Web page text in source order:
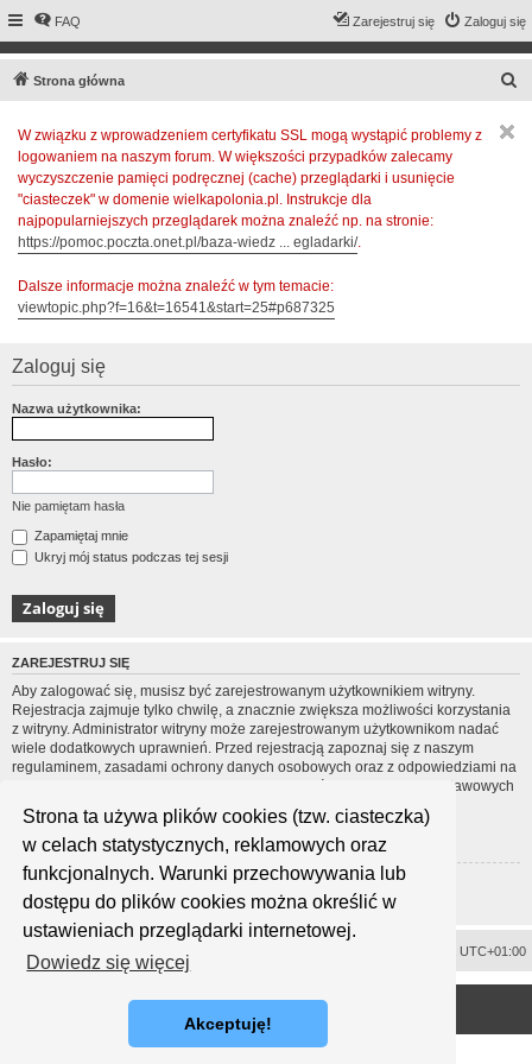
Strona ta używa plików cookies (tzw. ciasteczka)
w celach statystycznych, reklamowych oraz
funkcjonalnych. Warunki przechowywania lub
dostępu do plików cookies można określić w
ustawieniach przeglądarki internetowej.
Dowiedz się więcej
Akceptuję!
FAQ Zaloguj się
Zarejestruj się
Strona główna
W związku z wprowadzeniem certyfikatu SSL mogą wystąpić problemy z
logowaniem na naszym forum. W większości przypadków zalecamy
wyczyszczenie pamięci podręcznej (cache) przeglądarki i usunięcie
"ciasteczek" w domenie wielkapolonia.pl. Instrukcje dla
najpopularniejszych przeglądarek można znaleźć np. na stronie:
https://pomoc.poczta.onet.pl/baza-wiedz ... egladarki/.
Dalsze informacje można znaleźć w tym temacie:
viewtopic.php?f=16&t=16541&start=25#p687325
Zaloguj się
Nazwa użytkownika:
Hasło:
Nie pamiętam hasła
Zapamiętaj mnie
Ukryj mój status podczas tej sesji
ZAREJESTRUJ SIĘ
Aby zalogować się, musisz być zarejestrowanym użytkownikiem witryny.
Rejestracja zajmuje tylko chwilę, a znacznie zwiększa możliwości korzystania
z witryny. Administrator witryny może zarejestrowanym użytkownikom nadać
wiele dodatkowych uprawnień. Przed rejestracją zapoznaj się z naszym
regulaminem, zasadami ochrony danych osobowych oraz z odpowiedziami na
często zadawane pytania (FAQ), gdzie jest wyjaśnionych wiele podstawowych
zagadnień dotyczących funkcjonowania witryny.
Regulamin| Zasady ochrony danych osobowych
Zarejestruj się
UTC+01:00
Technologię dostarczaphpBB® Forum Software © phpBB Limited
Polski pakiet językowy dostarcza phpBB.pl